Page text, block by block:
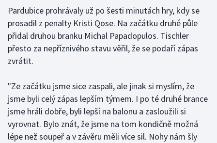
Krasobruslení
Lezení
Lyže a snowboard
Moderní pětiboj
Motorsport
Olympijské hry
Pardubice prohrávaly už po šesti minutách hry, kdy se
prosadil z penalty Kristi Qose. Na začátku druhé půle
přidal druhou branku Michal Papadopulos. Tischler
přesto za nepříznivého stavu věřil, že se podaří zápas
zvrátit.
"Ze začátku jsme sice zaspali, ale jinak si myslím, že
jsme byli celý zápas lepším týmem. I po té druhé brance
jsme hráli dobře, byli lepší na balonu a zasloužili si
vyrovnat. Bylo znát, že jsme na tom kondičně možná
lépe než soupeř a v závěru měli více sil. Nohy nám šly